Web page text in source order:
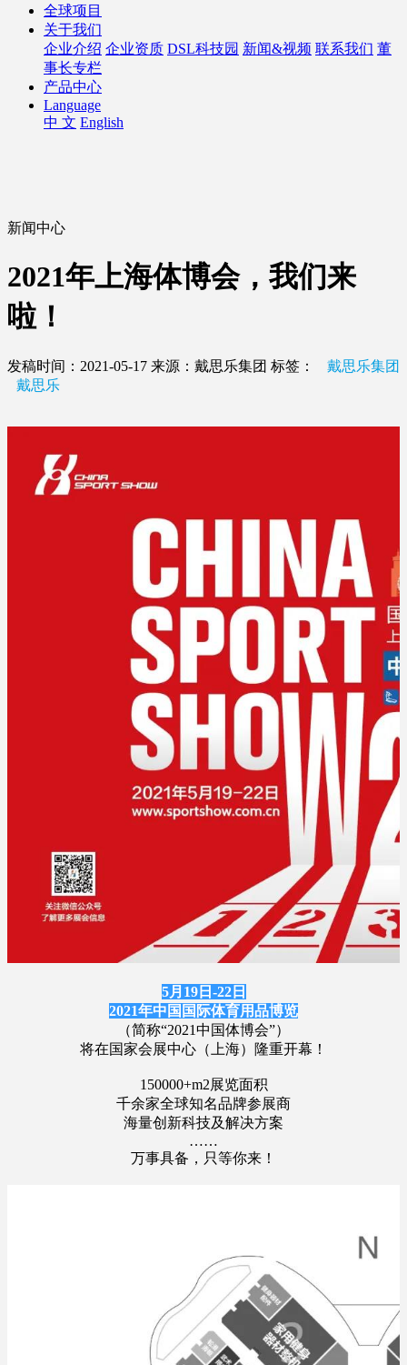
全球项目
关于我们
企业介绍 企业资质 DSL科技园 新闻&视频 联系我们 董
事长专栏
产品中心
Language
中 文 English
新闻中心
2021年上海体博会，我们来
啦！
发稿时间：2021-05-17 来源：戴思乐集团 标签：
戴思乐集团
戴思乐
5月 19日 -22日
2021年中国国际体育用品博览
（简称“2021中国体博会”）
将在国家会展中心（上海）隆重开幕！
150000+m2展览面积
千余家全球知名品牌参展商
海量创新科技及解决方案
……
万事具备，只等你来！